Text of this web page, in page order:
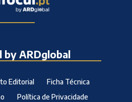
by ARDglobal
Editorial
Ficha Técnica
Política de Privacidade